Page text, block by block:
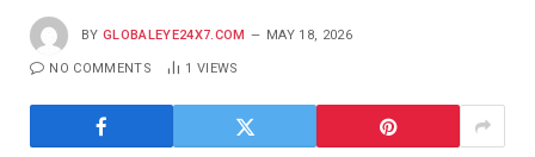
BY GLOBALEYE24X7.COM MAY 18, 2026
NO COMMENTS 1 VIEWS